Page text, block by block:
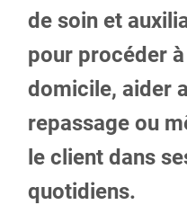
de soin et
pour procéder
domicile, aider
repassage ou
le client dans
quotidiens.